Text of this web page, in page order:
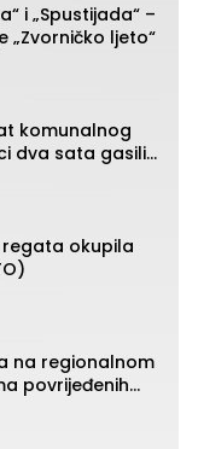
i „Spustijada“ –
„Zvorničko ljeto“
komunalnog
dva sata gasili
okupila
na regionalnom
povrijeđenih